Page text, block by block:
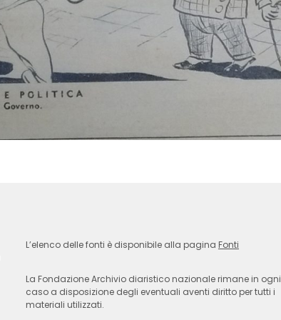
L’elenco delle fonti è disponibile alla pagina Fonti
La Fondazione Archivio diaristico nazionale rimane in ogni
caso a disposizione degli eventuali aventi diritto per tutti i
materiali utilizzati.